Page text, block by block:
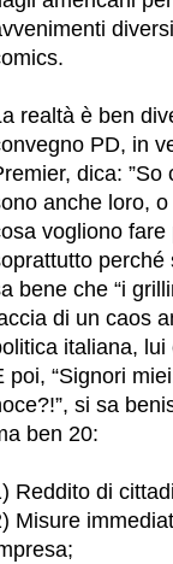
realtà è ben
PD, in
dica: ”So
anche loro,
vogliono fare
perché
bene che “i
di un caos
italiana, lui
poi, “Signori
si sa
ben 20:
Reddito di
Misure